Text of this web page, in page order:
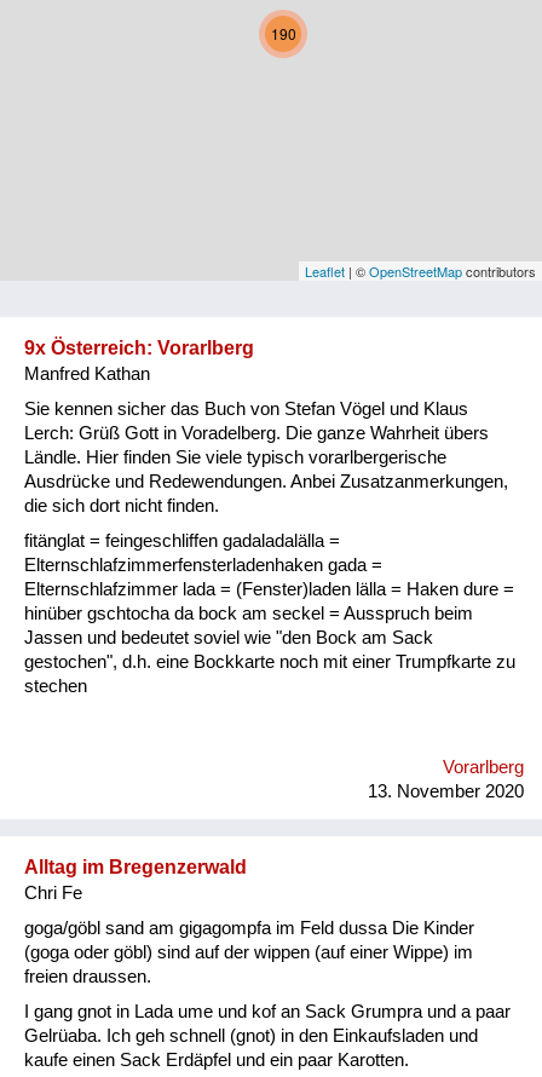
Niederösterreich
Oberösterreich
Vorarlberg
Natur und Landwirtschaft
Fluchen und Reden
Mensch, Tier und Alltag
Schmankerln und
Kulinarisches
190
Leaflet | ©OpenStreetMapcontributors
9x Österreich: Vorarlberg
Manfred Kathan
Sie kennen sicher das Buch von Stefan Vögel und Klaus
Lerch: Grüß Gott in Voradelberg. Die ganze Wahrheit übers
Ländle. Hier finden Sie viele typisch vorarlbergerische
Ausdrücke und Redewendungen. Anbei Zusatzanmerkungen,
die sich dort nicht finden.
fitänglat = feingeschliffen gadaladalälla =
Elternschlafzimmerfensterladenhaken gada =
Elternschlafzimmer lada = (Fenster)laden lälla = Haken dure =
hinüber gschtocha da bock am seckel = Ausspruch beim
Jassen und bedeutet soviel wie "den Bock am Sack
gestochen", d.h. eine Bockkarte noch mit einer Trumpfkarte zu
stechen
Vorarlberg
13. November 2020
Alltag im Bregenzerwald
Chri Fe
goga/göbl sand am gigagompfa im Feld dussa Die Kinder
(goga oder göbl) sind auf der wippen (auf einer Wippe) im
freien draussen.
I gang gnot in Lada ume und kof an Sack Grumpra und a paar
Gelrüaba. Ich geh schnell (gnot) in den Einkaufsladen und
kaufe einen Sack Erdäpfel und ein paar Karotten.